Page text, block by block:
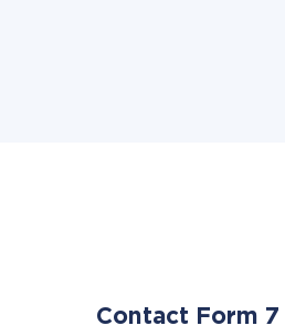
Contact Form 7